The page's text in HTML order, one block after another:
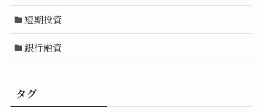
短期投資
銀行融資
タグ